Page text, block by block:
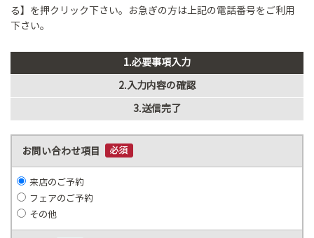
る】を押クリック下さい。お急ぎの方は上記の電話番号をご利用
下さい。
1.必要事項入力
2.入力内容の確認
3.送信完了
お問い合わせ項目
来店のご予約
フェアのご予約
その他